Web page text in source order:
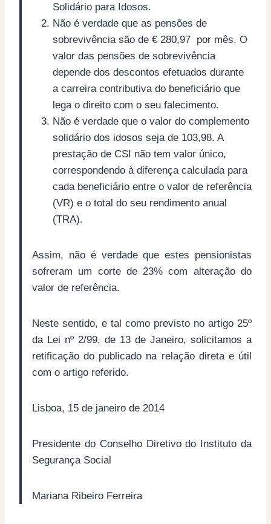
Solidário para Idosos.
Não é verdade que as pensões de
sobrevivência são de € 280,97 por mês. O
valor das pensões de sobrevivência
depende dos descontos efetuados durante
a carreira contributiva do beneficiário que
lega o direito com o seu falecimento.
Não é verdade que o valor do complemento
solidário dos idosos seja de 103,98. A
prestação de CSI não tem valor único,
correspondendo à diferença calculada para
cada beneficiário entre o valor de referência
(VR) e o total do seu rendimento anual
(TRA).
Assim, não é verdade que estes pensionistas
sofreram um corte de 23% com alteração do
valor de referência.
Neste sentido, e tal como previsto no artigo 25º
da Lei nº 2/99, de 13 de Janeiro, solicitamos a
retificação do publicado na relação direta e útil
com o artigo referido.
Lisboa, 15 de janeiro de 2014
Presidente do Conselho Diretivo do Instituto da
Segurança Social
Mariana Ribeiro Ferreira